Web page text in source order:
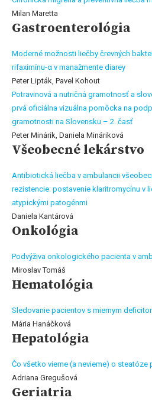
Milan Maretta
Gastroenterológia
Moderné možnosti liečby črevných
rifaximínu-α v manažmente diarey
Peter Lipták, Pavel Kohout
Potravinová a nutričná gramotnosť a
prvá oficiálna vizuálna pomôcka na
gramotnosti na Slovensku – 2. časť
Peter Minárik, Daniela Mináriková
Všeobecné lekárstvo
Antibiotická liečba v ambulancii
rezistencie: postavenie klaritromycínu v
atypickými patogénmi
Daniela Kantárová
Onkológia
Podvýživa onkologického pacienta v
Miroslav Tomáš
Hematológia
Sledovanie pacientov s miernym
Mária Hanáčková
Hepatológia
Čo všetko vieme (a nevieme) o steatóze
Adriana Gregušová
Geriatria